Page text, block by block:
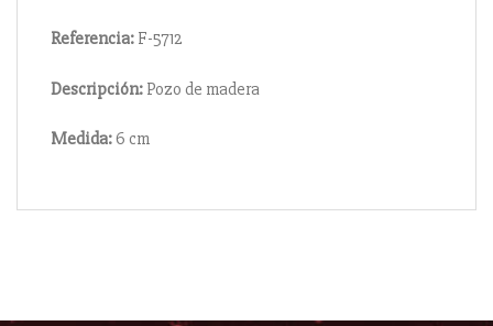
Referencia: F-5712
Descripción: Pozo de madera
Medida:6 cm